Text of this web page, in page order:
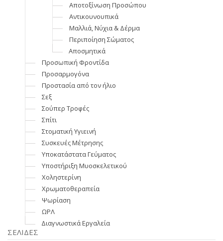
Αποτοξίνωση Προσώπου
Αντικουνουπικά
Μαλλιά, Νύχια & Δέρμα
Περιποίηση Σώματος
Αποσμητικά
Προσωπική Φροντίδα
Προσαρμογόνα
Προστασία από τον ήλιο
Σεξ
Σούπερ Τροφές
Σπίτι
Στοματική Υγιεινή
Συσκευές Μέτρησης
Υποκατάστατα Γεύματος
Υποστήριξη Μυοσκελετικού
Χοληστερίνη
Χρωματοθεραπεία
Ψωρίαση
ΩΡΛ
Διαγνωστικά Εργαλεία
ΣΕΛΊΔΕΣ